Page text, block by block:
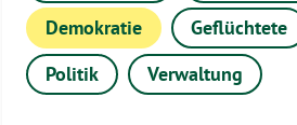
Demokratie
Geflüchtete
Politik
Verwaltung